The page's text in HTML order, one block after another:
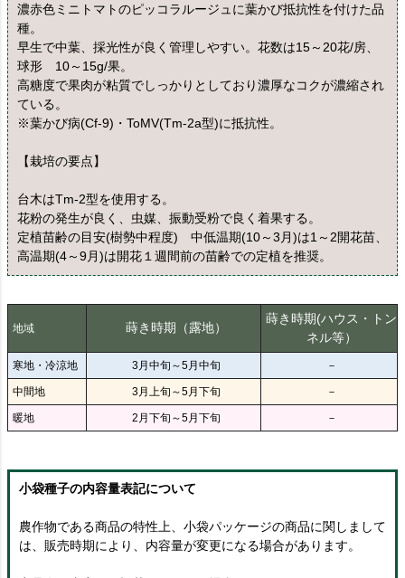
濃赤色ミニトマトのピッコラルージュに葉かび抵抗性を付けた品
種。
早生で中葉、採光性が良く管理しやすい。花数は15～20花/房、
球形 10～15g/果。
高糖度で果肉が粘質でしっかりとしており濃厚なコクが濃縮され
ている。
※葉かび病(Cf-9)・ToMV(Tm-2a型)に抵抗性。
【栽培の要点】
台木はTm-2型を使用する。
花粉の発生が良く、虫媒、振動受粉で良く着果する。
定植苗齢の目安(樹勢中程度) 中低温期(10～3月)は1～2開花苗、
高温期(4～9月)は開花１週間前の苗齢での定植を推奨。
地域 蒔き時期（露地）
蒔き時期(ハウス・トン
ネル等）
寒地・冷涼地 3月中旬～5月中旬 －
中間地 3月上旬～5月下旬 －
暖地 2月下旬～5月下旬 －
小袋種子の内容量表記について
農作物である商品の特性上、小袋パッケージの商品に関しまして
は、販売時期により、内容量が変更になる場合があります。